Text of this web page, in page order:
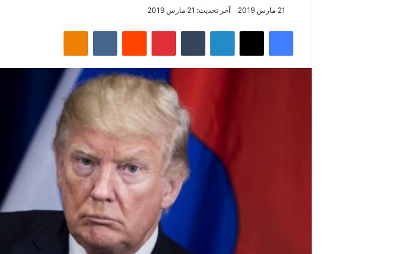
21 مارس 2019 آخر تحديث: 21 مارس 2019
فيسبوك لينكدإن بينتيريست